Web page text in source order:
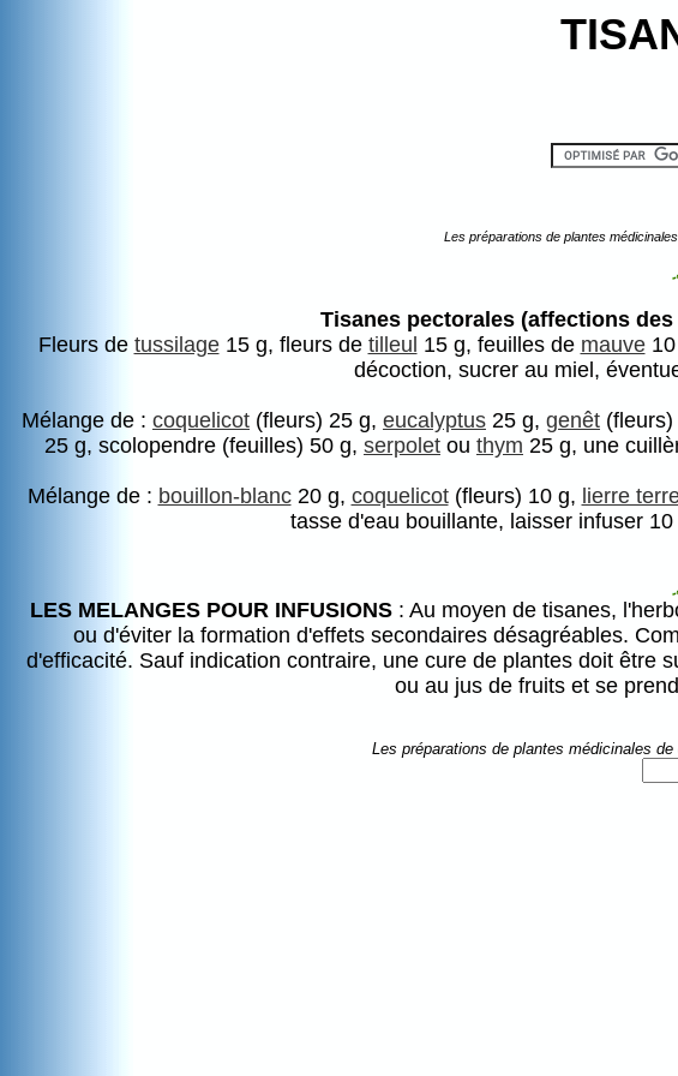
Les préparations de plantes
Tisanes pectorales (affections
Fleurs de tussilage15 g, fleurs de tilleul 15 g, feuilles de mauve10
décoction, sucrer au miel,
Mélange de : coquelicot (fleurs) 25 g, eucalyptus 25 g, genêt (fleurs)
25 g, scolopendre (feuilles) 50 g, serpolet ou thym 25 g, une
Mélange de : bouillon-blanc20 g, coquelicot(fleurs) 10 g, lierre
tasse d'eau bouillante, laisser infuser
LES MELANGES POUR INFUSIONS : Au moyen de tisanes,
ou d'éviter la formation d'effets secondaires désagréables.
d'efficacité. Sauf indication contraire, une cure de plantes doit être
ou au jus de fruits et se
Les préparations de plantes médicinales